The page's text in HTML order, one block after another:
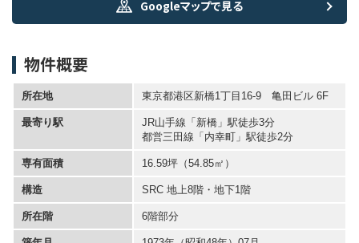
Googleマップで見る
物件概要
所在地 東京都港区新橋1丁目16-9 亀田ビル 6F
最寄り駅
JR山手線「新橋」駅徒歩3分
都営三田線「内幸町」駅徒歩2分
専有面積 16.59坪 （54.85㎡）
構造 SRC 地上8階・地下1階
所在階 6階部分